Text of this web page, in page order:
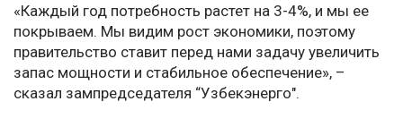
«Каждый год потребность растет на 3-4%, и мы ее
покрываем. Мы видим рост экономики, поэтому
правительство ставит перед нами задачу увеличить
запас мощности и стабильное обеспечение», –
сказал зампредседателя “Узбекэнерго".